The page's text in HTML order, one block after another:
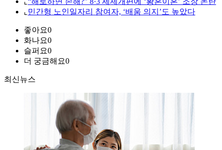
⌞ 민간형 노인일자리 참여자, ‘배움 의지’도 높았다
좋아요0
화나요0
슬퍼요0
더 궁금해요0
최신뉴스